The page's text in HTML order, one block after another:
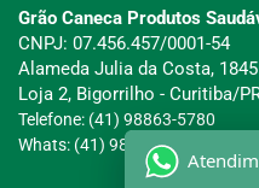
Grão Caneca Produtos
CNPJ: 07.456.457/0001-54
Alameda Julia da Costa, 1845
Loja 2, Bigorrilho - Curitiba/
Telefone: (41) 98863-5780
Whats: (41) 98863-5780